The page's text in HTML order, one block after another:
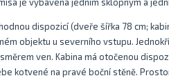
dispozicí (dveře šířka 78 cm;
objektu u severního vstupu.
ven. Kabina má otočenou
kotvené na pravé boční stěně.